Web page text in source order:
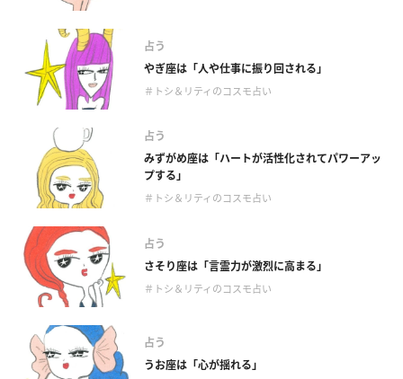
占う
やぎ座は「人や仕事に振り回される」
＃トシ＆リティのコスモ占い
占う
みずがめ座は「ハートが活性化されてパワーアッ
プする」
＃トシ＆リティのコスモ占い
占う
さそり座は「言霊力が激烈に高まる」
＃トシ＆リティのコスモ占い
占う
うお座は「心が揺れる」